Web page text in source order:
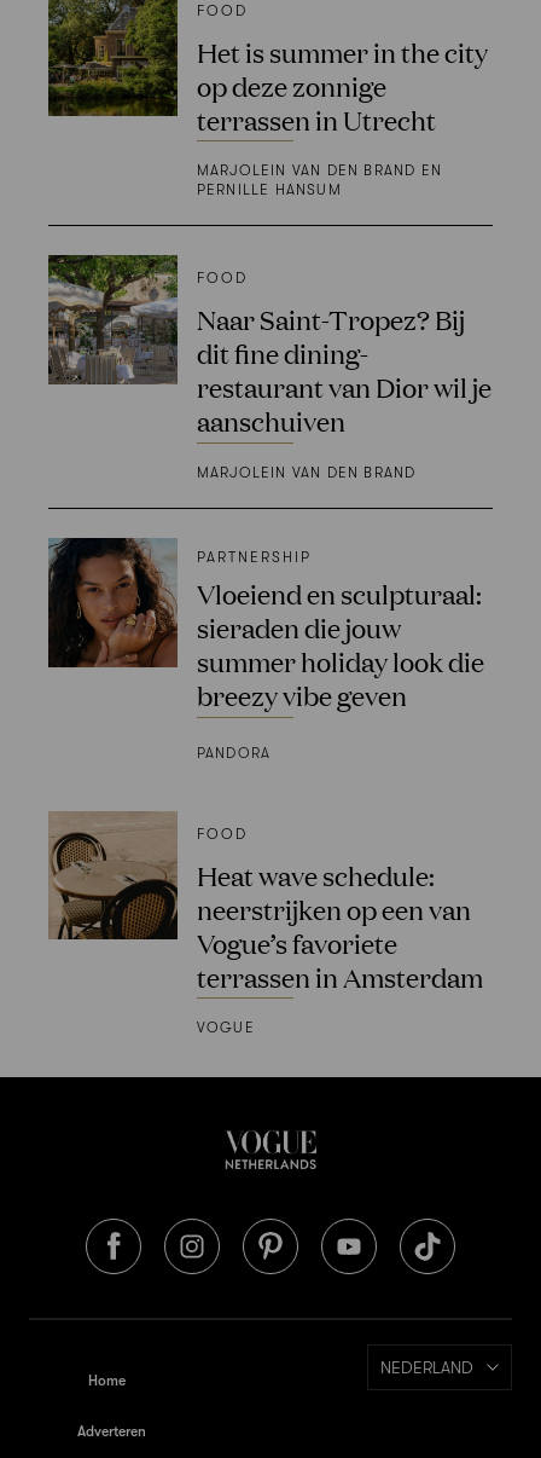
FOOD
Het is summer in the city
op deze zonnige
terrassen in Utrecht
MARJOLEIN VAN DEN BRAND EN
PERNILLE HANSUM
FOOD
Naar Saint-Tropez? Bij
dit fine dining-
restaurant van Dior wil je
aanschuiven
MARJOLEIN VAN DEN BRAND
PARTNERSHIP
Vloeiend en sculpturaal:
sieraden die jouw
summer holiday look die
breezy vibe geven
PANDORA
FOOD
Heat wave schedule:
neerstrijken op een van
Vogue’s favoriete
terrassen in Amsterdam
VOGUE
Home
Adverteren
NEDERLAND